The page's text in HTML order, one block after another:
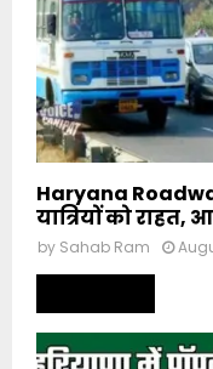
Haryana
यात्रियों को राहत,
by Sahab Ram